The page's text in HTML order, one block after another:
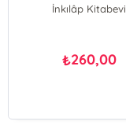
İnkılâp Kitabevi
₺260,00